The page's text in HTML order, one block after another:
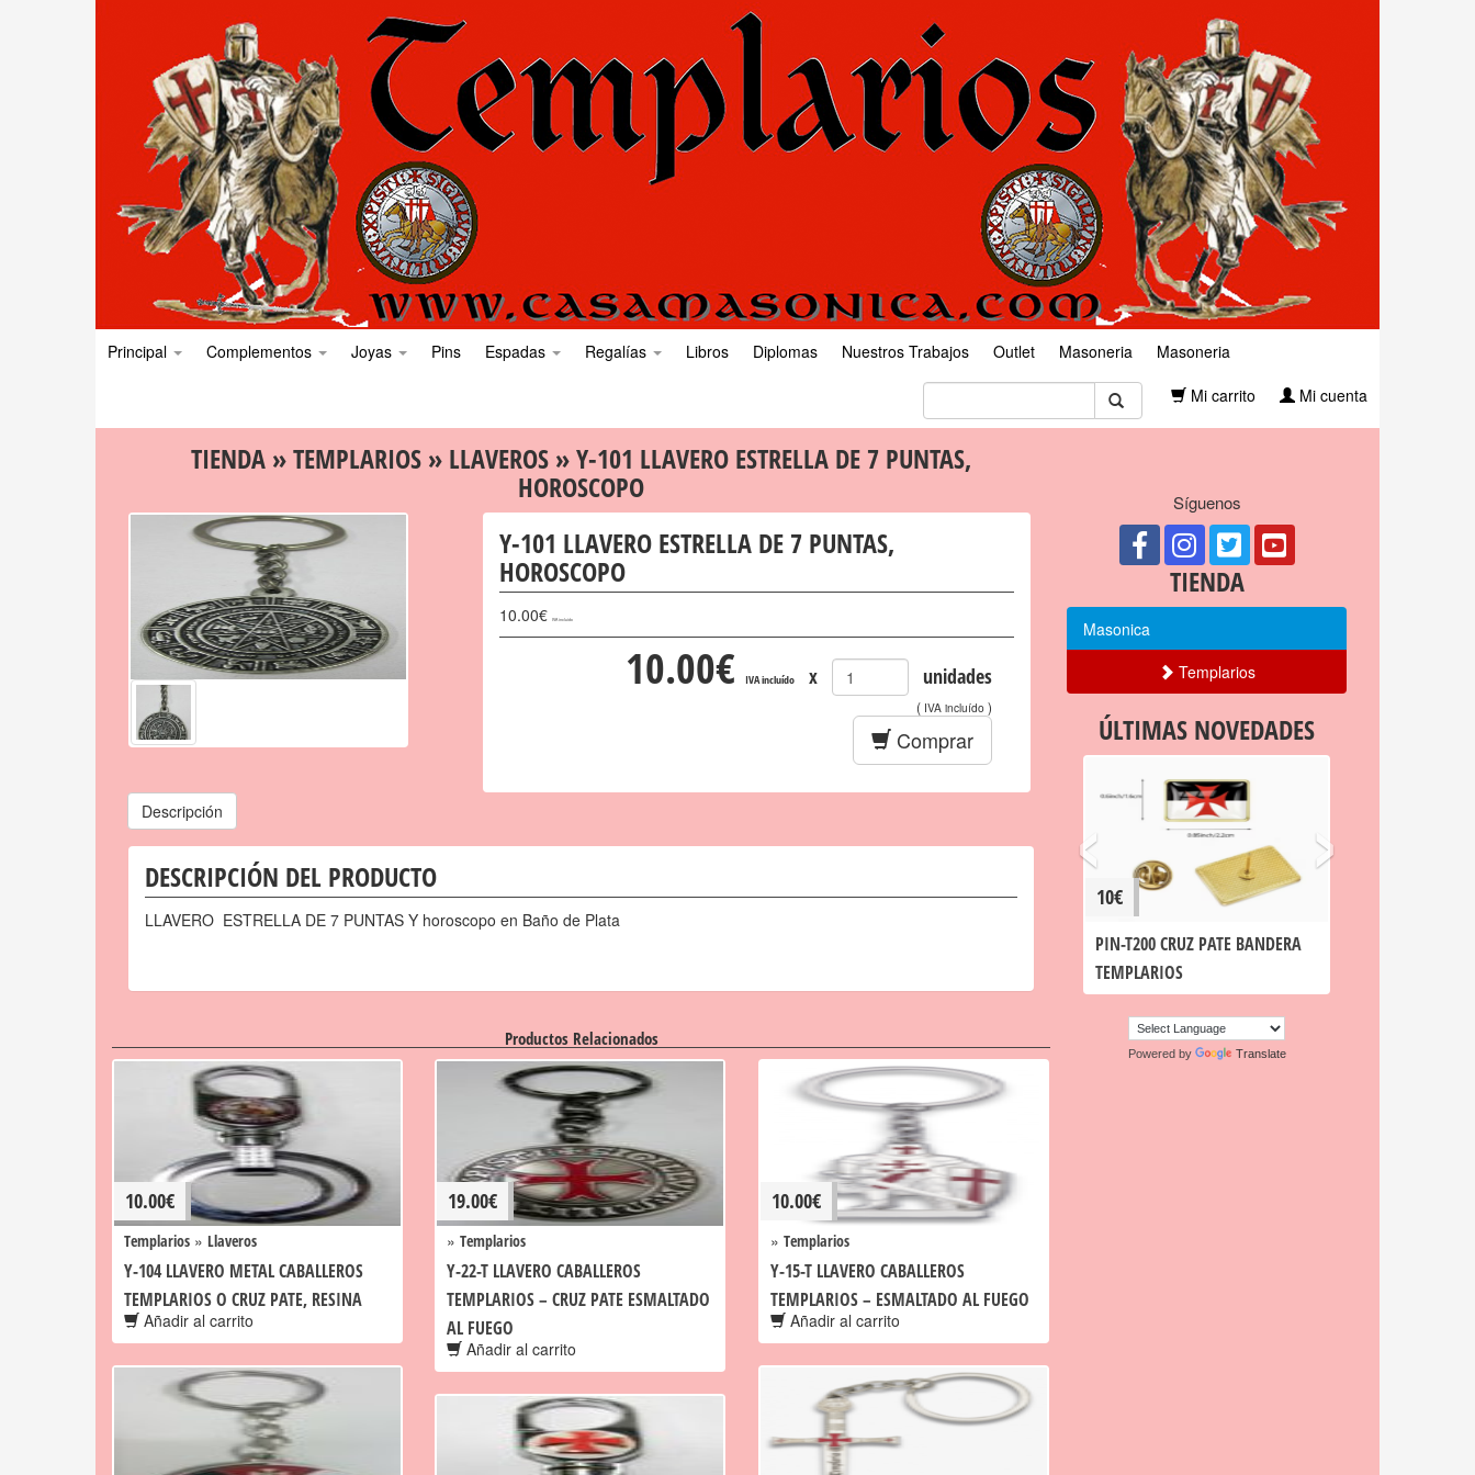
Principal Complementos Joyas Pins Espadas Regalías Libros Diplomas Nuestros Trabajos Outlet Masoneria
Masoneria
Mi carrito
Mi cuenta
TIENDA »TEMPLARIOS » LLAVEROS » Y-101 LLAVERO ESTRELLA DE 7 PUNTAS,
HOROSCOPO
Y-101 LLAVERO ESTRELLA DE 7 PUNTAS,
HOROSCOPO
10.00€ IVA incluído
10.00€ IVA incluído x unidades
( IVA incluído)
Comprar
Descripción
DESCRIPCIÓN DEL PRODUCTO
LLAVERO ESTRELLA DE 7 PUNTAS Y horoscopo en Baño de Plata
Productos Relacionados
10.00€
Templarios » Llaveros
Y-104 LLAVERO METAL CABALLEROS
TEMPLARIOS O CRUZ PATE, RESINA
Añadir al carrito
19.00€
» Templarios
Y-22-T LLAVERO CABALLEROS
TEMPLARIOS – CRUZ PATE ESMALTADO
AL FUEGO
Añadir al carrito
10.00€
» Templarios
Y-15-T LLAVERO CABALLEROS
TEMPLARIOS – ESMALTADO AL FUEGO
Añadir al carrito
Síguenos
TIENDA
Masonica
Templarios
ÚLTIMAS NOVEDADES
10€
PIN-T200 CRUZ PATE BANDERA
TEMPLARIOS
‹ ›
Powered by Translate